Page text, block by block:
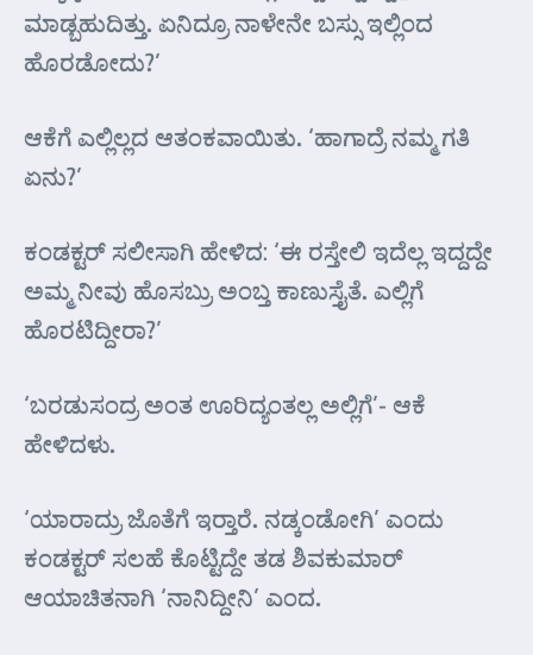
ಮಾಡ್ಬಹುದಿತ್ತು. ಏನಿದ್ರೂ ನಾಳೇನೇ ಬಸ್ಸು ಇಲ್ಲಿಂದ
ಹೊರಡೋದು?’
ಆಕೆಗೆ ಎಲ್ಲಿಲ್ಲದ ಆತಂಕವಾಯಿತು. ‘ಹಾಗಾದ್ರೆ ನಮ್ಮ ಗತಿ
ಏನು?’
ಕಂಡಕ್ಟರ್ ಸಲೀಸಾಗಿ ಹೇಳಿದ: ‘ಈ ರಸ್ತೇಲಿ ಇದೆಲ್ಲ ಇದ್ದದ್ದೇ
ಅಮ್ಮ ನೀವು ಹೊಸಬ್ರು ಅಂಬ್ತ ಕಾಣುಸ್ತೈತೆ. ಎಲ್ಲಿಗೆ
ಹೊರಟಿದ್ದೀರಾ?’
‘ಬರಡುಸಂದ್ರ ಅಂತ ಊರಿದ್ಯಂತಲ್ಲ ಅಲ್ಲಿಗೆ’- ಆಕೆ
ಹೇಳಿದಳು.
‘ಯಾರಾದ್ರು ಜೊತೆಗೆ ಇರ್‍ತಾರೆ. ನಡ್ಕಂಡೋಗಿ’ ಎಂದು
ಕಂಡಕ್ಟರ್ ಸಲಹೆ ಕೊಟ್ಟಿದ್ದೇ ತಡ ಶಿವಕುಮಾರ್
ಆಯಾಚಿತನಾಗಿ ‘ನಾನಿದ್ದೀನಿ’ ಎಂದ.